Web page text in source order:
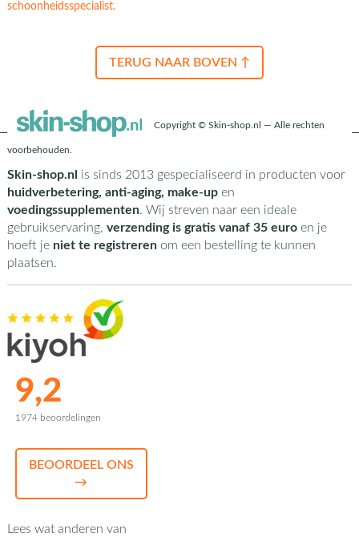
schoonheidsspecialist.
TERUG NAAR BOVEN ↑
Copyright © Skin-shop.nl — Alle rechten
voorbehouden.
Skin-shop.nl is sinds 2013 gespecialiseerd in producten voor
huidverbetering, anti-aging, make-upen
voedingssupplementen. Wij streven naar een ideale
gebruikservaring, verzending is gratis vanaf 35 euroen je
hoeft je niet te registrerenom een bestelling te kunnen
plaatsen.
9,2
1974 beoordelingen
BEOORDEEL ONS
→
Lees wat anderen van